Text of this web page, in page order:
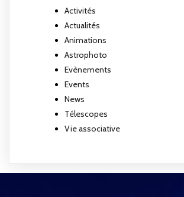
Activités
Actualités
Animations
Astrophoto
Evènements
Events
News
Télescopes
Vie associative